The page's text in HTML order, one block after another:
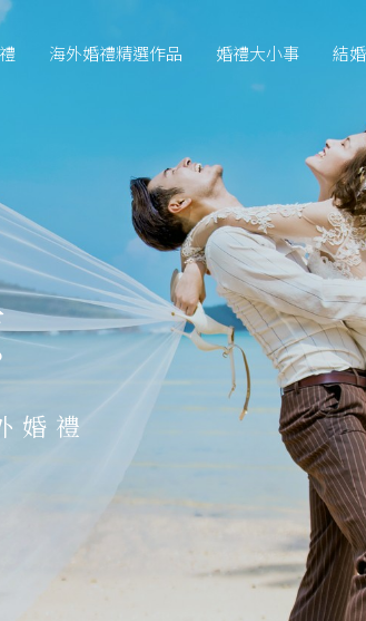
海外婚禮精選作品 婚禮大小事 結
婚禮